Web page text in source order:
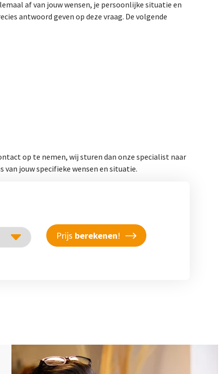
af van jouw wensen, je persoonlijke situatie en
antwoord geven op deze vraag. De volgende
op te nemen, wij sturen dan onze specialist naar
jouw specifieke wensen en situatie.
Prijs berekenen!